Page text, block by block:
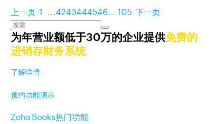
上一页1 ...4243444546... 105 下一页
为年营业额低于30万的企业提供免费的
进销存财务系统
了解详情
预约功能演示
Zoho Books热门功能